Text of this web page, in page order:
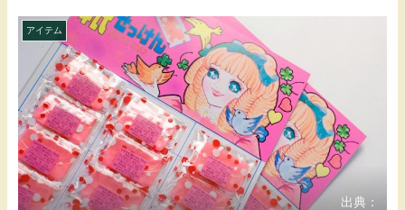
アイテム
出典：